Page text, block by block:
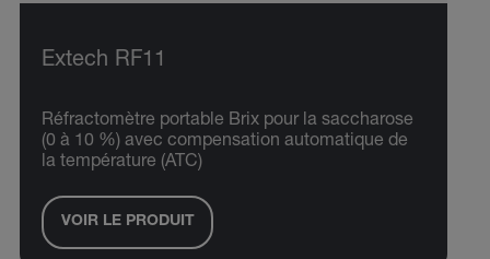
Extech RF11
Réfractomètre portable Brix pour la saccharose
(0 à 10 %) avec compensation automatique de
la température (ATC)
VOIR LE PRODUIT